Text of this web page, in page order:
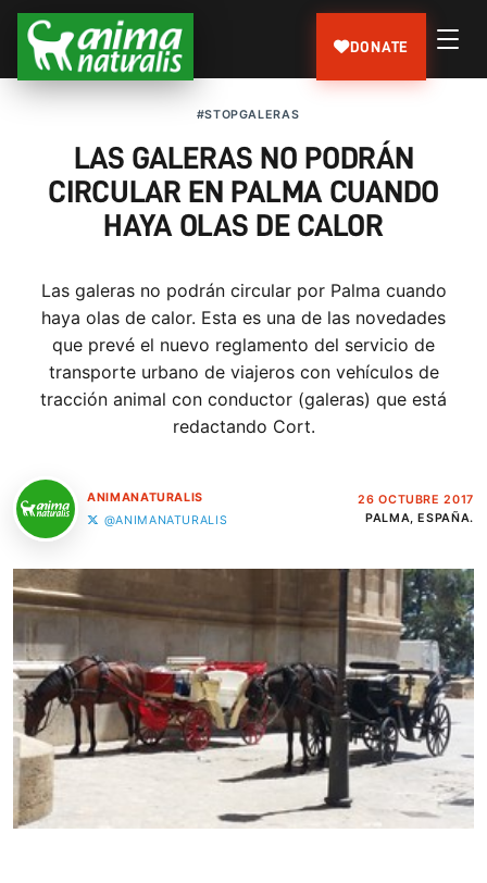
DONATE
#STOPGALERAS
LAS GALERAS NO PODRÁN
CIRCULAR EN PALMA CUANDO
HAYA OLAS DE CALOR
Las galeras no podrán circular por Palma cuando
haya olas de calor. Esta es una de las novedades
que prevé el nuevo reglamento del servicio de
transporte urbano de viajeros con vehículos de
tracción animal con conductor (galeras) que está
redactando Cort.
ANIMANATURALIS
@ANIMANATURALIS
26 OCTUBRE 2017
PALMA, ESPAÑA.